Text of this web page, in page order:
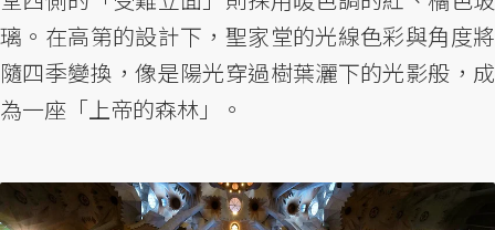
璃。在高第的設計下，聖家堂的光線色彩與角度將
隨四季變換，像是陽光穿過樹葉灑下的光影般，成
為一座「上帝的森林」。